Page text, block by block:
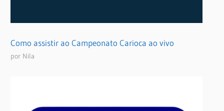
Como assistir ao Campeonato Carioca ao vivo
por Nila